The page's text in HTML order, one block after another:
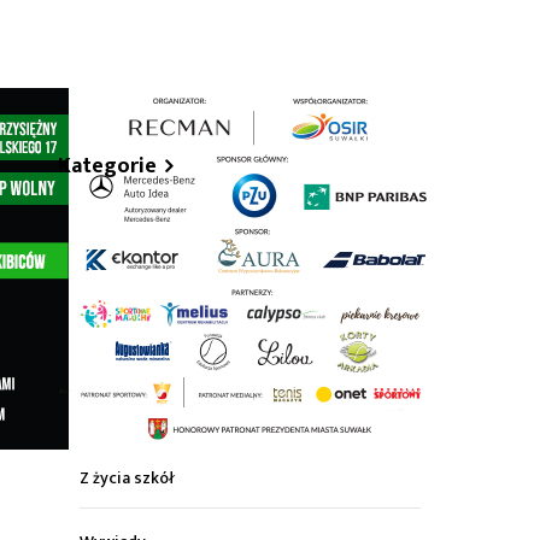
Kategorie
Z życia miasta
Kultura
Wiadomości z regionu
Z życia szkół